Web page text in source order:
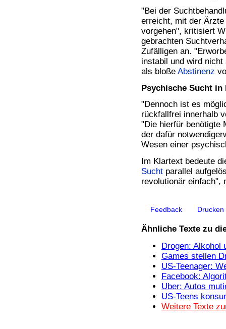
"Bei der
erreicht, mit der
vorgehen", kritisiert
gebrachten
Zufälligen an.
instabil und wird
als bloße Abstinenz
Psychische Sucht
"Dennoch ist es
rückfallfrei innerhalb
"Die hierfür benötigte
der dafür
Wesen einer
Im Klartext bedeute
Sucht parallel
revolutionär einfach",
Feedback Drucken
Ähnliche Texte zu
Drogen: Alkohol
Games stellen
US-Teenager:
Facebook:
Uber: Autos
US-Teens
Weitere Texte